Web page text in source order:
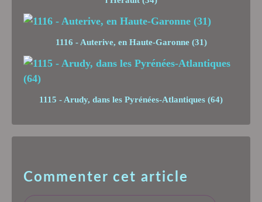
1116 - Auterive, en Haute-Garonne (31)
1115 - Arudy, dans les Pyrénées-Atlantiques (64)
Commenter cet article